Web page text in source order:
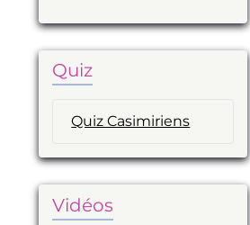
Quiz
Quiz Casimiriens
Vidéos